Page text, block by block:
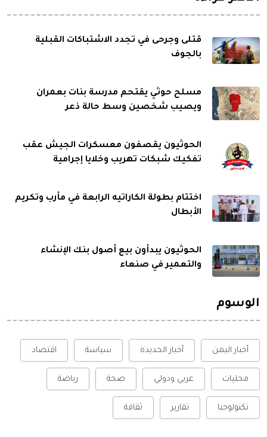
قتلى وجرحى في تجدد الاشتباكات القبلية
بالجوف
مسلح حوثي يقتحم مدرسة بنات بعمران
ويصيب شخصين وسط حالة ذعر
الحوثيون يقصفون معسكرات الجيش عقب
تفكيك شبكات تهريب وخلايا إجرامية
اختتام بطولة الكاراتيه الرابعة في مأرب وتكريم
الأبطال
الحوثيون يبدأون بيع أصول بنك الإنشاء
والتعمير في صنعاء
الوسوم
أخبار اليمن أخبار الحديدة سياسة اقتصاد
محليات عربي ودولي صحة رياضة
تكنولوجيا تقارير ثقافة